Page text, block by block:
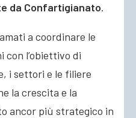
da Confartigianato.
a coordinare le
con l’obiettivo di
i settori e le filiere
la crescita e la
ancor più strategico in